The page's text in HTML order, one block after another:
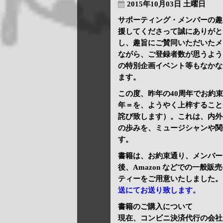
2015年10月03日 土曜日
サポーティング・メンバーの
援してくださって誠にありが
し、趣旨にご賛同いただいた
ながら、ご登録者数が思うよ
の特別企画イベント等もなか
ます。
この度、昨年の40周年でお約
年＝を、ようやく上梓するこ
詫び致します）。これは、内
の歩みを、ミュージシャンや
す。
書籍は、お約束通り、メンバ
後、Amazon などでの一般販
ティーをご用意いたしました。
送にてお送り致します。
書籍のご購入について
現在、コンビニ決済代行の会